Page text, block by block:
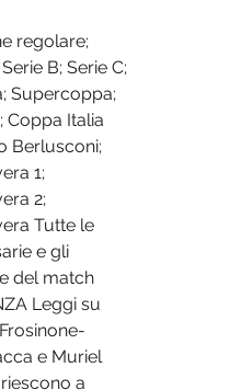
B; Serie C;
Supercoppa;
Coppa Italia
Berlusconi;
1;
2;
Tutte le
e gli
del match
Leggi su
e Muriel
a